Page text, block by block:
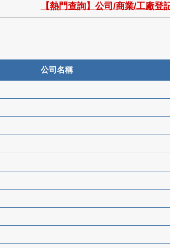
檢
索
【熱門查詢】公司/商業/工廠登
公司名稱